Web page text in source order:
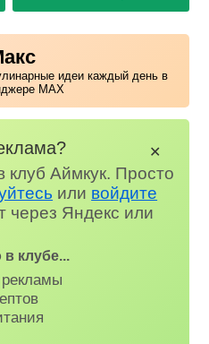
идеи каждый день в
MAX
клуб Аймкук. Просто
или войдите
через Яндекс или
в клубе...
✕